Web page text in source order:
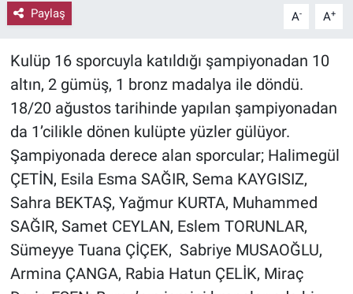
Paylaş A- A+
Kulüp 16 sporcuyla katıldığı şampiyonadan 10
altın, 2 gümüş, 1 bronz madalya ile döndü.
18/20 ağustos tarihinde yapılan şampiyonadan
da 1’cilikle dönen kulüpte yüzler gülüyor.
Şampiyonada derece alan sporcular; Halimegül
ÇETİN, Esila Esma SAĞIR, Sema KAYGISIZ,
Sahra BEKTAŞ, Yağmur KURTA, Muhammed
SAĞIR, Samet CEYLAN, Eslem TORUNLAR,
Sümeyye Tuana ÇİÇEK, Sabriye MUSAOĞLU,
Armina ÇANGA, Rabia Hatun ÇELİK, Miraç